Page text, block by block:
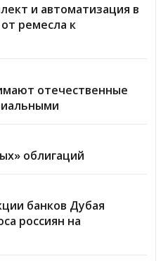
и автоматизация в
ремесла к
отечественные
облигаций
банков Дубая
россиян на